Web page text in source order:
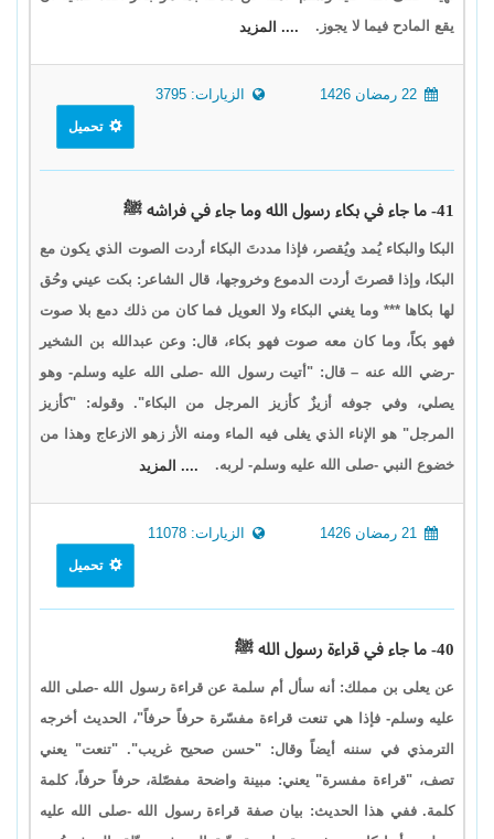
يقع المادح فيما لا يجوز.
.... المزيد
الزيارات: 3795
تحميل
41- ما جاء في بكاء رسول الله وما جاء في فراشه ﷺ
البكا والبكاء يُمد ويُقصر، فإذا مددتَ البكاء أردت الصوت الذي يكون مع
البكا، وإذا قصرتَ أردت الدموع وخروجها، قال الشاعر: بكت عيني وحُق
لها بكاها *** وما يغني البكاء ولا العويل فما كان من ذلك دمع بلا صوت
فهو بكاً، وما كان معه صوت فهو بكاء، قال: وعن عبدالله بن الشخير
-رضي الله عنه – قال: "أتيت رسول الله -صلى الله عليه وسلم- وهو
يصلي، وفي جوفه أزيزٌ كأزيز المرجل من البكاء". وقوله: "كأزيز
المرجل" هو الإناء الذي يغلى فيه الماء ومنه الأز زهو الازعاج وهذا من
خضوع النبي -صلى الله عليه وسلم- لربه.
.... المزيد
الزيارات: 11078
تحميل
40- ما جاء في قراءة رسول الله ﷺ
عن يعلى بن مملك: أنه سأل أم سلمة عن قراءة رسول الله -صلى الله
عليه وسلم- فإذا هي تنعت قراءة مفسّرة حرفاً حرفاً"، الحديث أخرجه
الترمذي في سننه أيضاً وقال: "حسن صحيح غريب". "تنعت" يعني
تصف، "قراءة مفسرة" يعني: مبينة واضحة مفصّلة، حرفاً حرفاً، كلمة
كلمة. ففي هذا الحديث: بيان صفة قراءة رسول الله -صلى الله عليه